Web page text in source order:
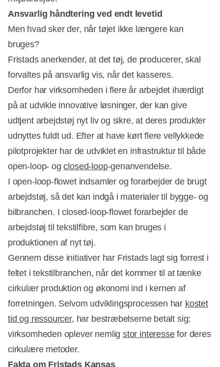
Ansvarlig håndtering ved endt levetid
Men hvad sker der, når tøjet ikke længere kan
bruges?
Fristads anerkender, at det tøj, de producerer, skal
forvaltes på ansvarlig vis, når det kasseres.
Derfor har virksomheden i flere år arbejdet ihærdigt
på at udvikle innovative løsninger, der kan give
udtjent arbejdstøj nyt liv og sikre, at deres produkter
udnyttes fuldt ud. Efter at have kørt flere vellykkede
pilotprojekter har de udviklet en infrastruktur til både
open-loop- ogclosed-loop-genanvendelse.
I open-loop-flowet indsamler og forarbejder de brugt
arbejdstøj, så det kan indgå i materialer til bygge- og
bilbranchen. I closed-loop-flowet forarbejder de
arbejdstøj til tekstilfibre, som kan bruges i
produktionen af nyt tøj.
Gennem disse initiativer har Fristads lagt sig forrest i
feltet i tekstilbranchen, når det kommer til at tænke
cirkulær produktion og økonomi ind i kernen af
forretningen. Selvom udviklingsprocessen har kostet
tid og ressourcer, har bestræbelserne betalt sig;
virksomheden oplever nemlig stor interessefor deres
cirkulære metoder.
Fakta om Fristads Kansas